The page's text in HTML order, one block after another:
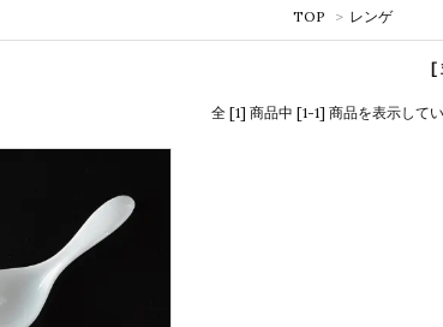
TOP > レンゲ
[
全 [1] 商品中 [1-1] 商品を表示して